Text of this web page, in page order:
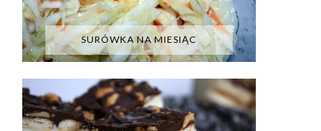
SURÓWKA NA MIESIĄC